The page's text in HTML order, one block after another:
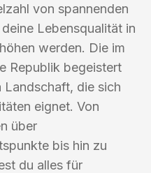
von spannenden
Lebensqualität in
werden. Die im
Republik begeistert
Landschaft, die sich
eignet. Von
über
bis hin zu
du alles für